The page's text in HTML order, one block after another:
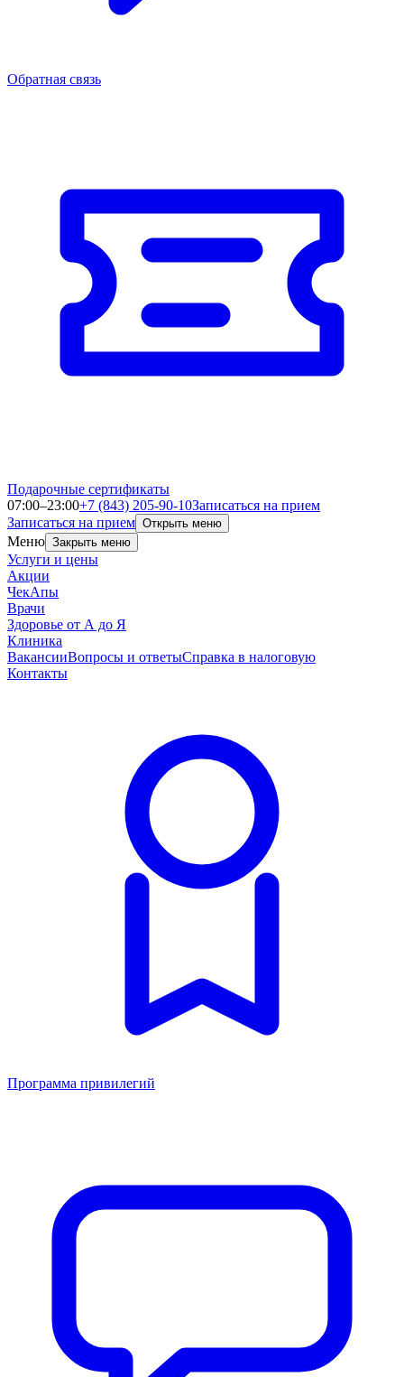
Обратная связь
Подарочные сертификаты
07:00–23:00+7 (843) 205-90-10Записаться на прием
Записаться на прием Открыть меню
Меню Закрыть меню
Услуги и цены
Акции
ЧекАпы
Врачи
Здоровье от А до Я
Клиника
ВакансииВопросы и ответыСправка в налоговую
Контакты
Программа привилегий